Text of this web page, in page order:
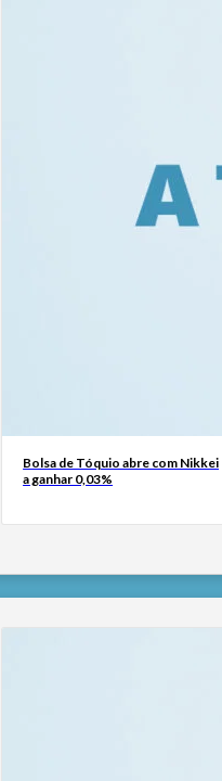
Bolsa de Tóquio abre com Nikkei
a ganhar 0,03%